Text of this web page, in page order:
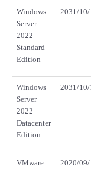
Windows
Server
2022
Standard
Edition
2031/
Windows
Server
2022
Datacenter
Edition
2031/
VMware
2020/09/